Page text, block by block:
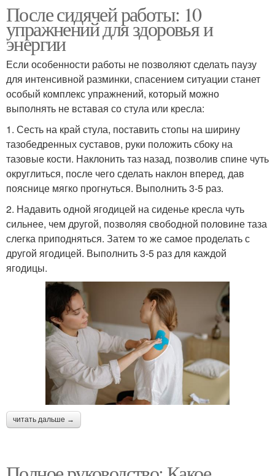
После сидячей работы: 10
упражнений для здоровья и
энергии
Если особенности работы не позволяют сделать паузу
для интенсивной разминки, спасением ситуации станет
особый комплекс упражнений, который можно
выполнять не вставая со стула или кресла:
1. Сесть на край стула, поставить стопы на ширину
тазобедренных суставов, руки положить сбоку на
тазовые кости. Наклонить таз назад, позволив спине чуть
округлиться, после чего сделать наклон вперед, дав
пояснице мягко прогнуться. Выполнить 3-5 раз.
2. Надавить одной ягодицей на сиденье кресла чуть
сильнее, чем другой, позволяя свободной половине таза
слегка приподняться. Затем то же самое проделать с
другой ягодицей. Выполнить 3-5 раз для каждой
ягодицы.
читать дальше →